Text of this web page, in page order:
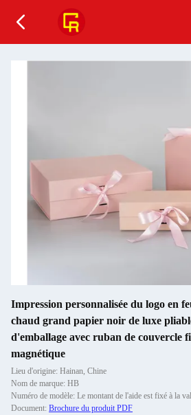
Impression personnalisée du logo en
chaud grand papier noir de luxe
d'emballage avec ruban de couvercle
magnétique
Lieu d'origine: Hainan, Chine
Nom de marque: HB
Numéro de modèle: Le montant de l'aide est fixé à la
Document: Brochure du produit PDF